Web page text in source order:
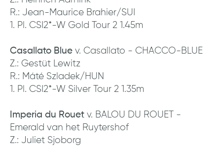
R.: Jean-Maurice Brahier/SUI
1. Pl. CSI2*-W Gold Tour 2 1.45m
Casallato Blue v. Casallato - CHACCO-BLUE
Z.: Gestüt Lewitz
R.: Máté Szladek/HUN
1. Pl. CSI2*-W Silver Tour 2 1.35m
Imperia du Rouet v. BALOU DU ROUET -
Emerald van het Ruytershof
Z.: Juliet Sjoborg